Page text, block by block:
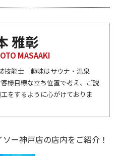
雅彰
MASAAKI
技能士 趣味はサウナ・温泉
様目線な立ち位置で考え、ご説
をするように心がけておりま
ー神戸店の店内をご紹介！